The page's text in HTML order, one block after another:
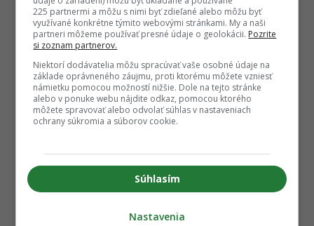
225 partnermi a môžu s nimi byť zdieľané alebo môžu byť
využívané konkrétne týmito webovými stránkami. My a naši
partneri môžeme používať presné údaje o geolokácii. Pozrite
si zoznam partnerov.
Niektorí dodávatelia môžu spracúvať vaše osobné údaje na
základe oprávneného záujmu, proti ktorému môžete vzniesť
námietku pomocou možností nižšie. Dole na tejto stránke
alebo v ponuke webu nájdite odkaz, pomocou ktorého
môžete spravovať alebo odvolať súhlas v nastaveniach
ochrany súkromia a súborov cookie.
Súhlasím
Nastavenia